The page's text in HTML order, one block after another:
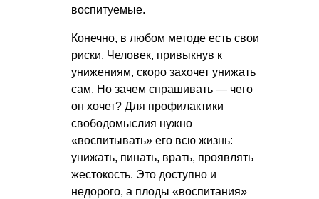
воспитуемые.
Конечно, в любом методе есть свои
риски. Человек, привыкнув к
унижениям, скоро захочет унижать
сам. Но зачем спрашивать — чего
он хочет? Для профилактики
свободомыслия нужно
«воспитывать» его всю жизнь:
унижать, пинать, врать, проявлять
жестокость. Это доступно и
недорого, а плоды «воспитания»